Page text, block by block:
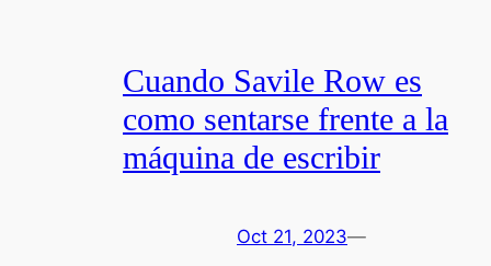
Cuando Savile Row es
como sentarse frente a la
máquina de escribir
Oct 21, 2023—